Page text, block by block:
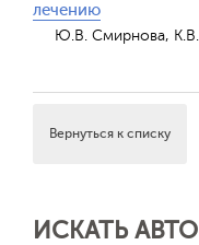
лечению
Ю.В. Смирнова,
Вернуться к списку
ИСКАТЬ